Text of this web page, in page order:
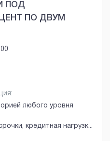
ПОД
ПО ДВУМ
любого уровня
кредитная нагрузк...